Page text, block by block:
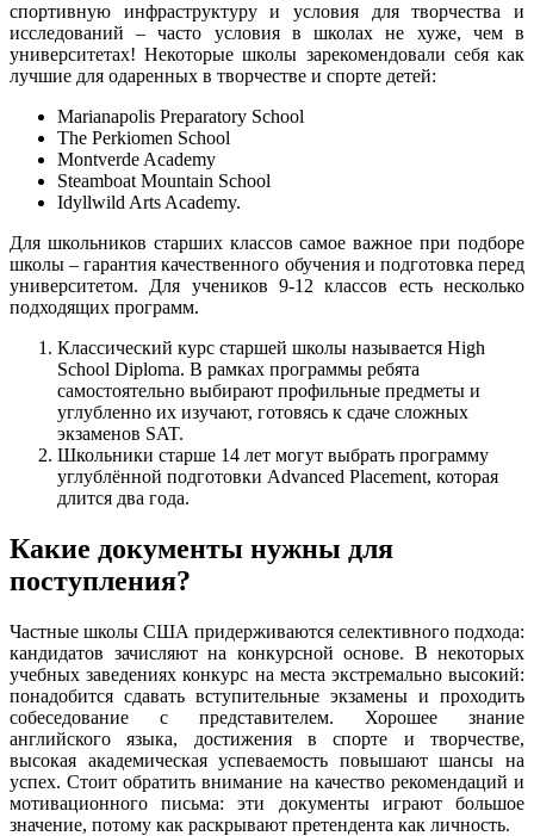
спортивную инфраструктуру и условия для творчества и
исследований – часто условия в школах не хуже, чем в
университетах! Некоторые школы зарекомендовали себя как
лучшие для одаренных в творчестве и спорте детей:
Marianapolis Preparatory School
The Perkiomen School
Montverde Academy
Steamboat Mountain School
Idyllwild Arts Academy.
Для школьников старших классов самое важное при подборе
школы – гарантия качественного обучения и подготовка перед
университетом. Для учеников 9-12 классов есть несколько
подходящих программ.
Классический курс старшей школы называется High
School Diploma. В рамках программы ребята
самостоятельно выбирают профильные предметы и
углубленно их изучают, готовясь к сдаче сложных
экзаменов SAT.
Школьники старше 14 лет могут выбрать программу
углублённой подготовки Advanced Placement, которая
длится два года.
Какие документы нужны для
поступления?
Частные школы США придерживаются селективного подхода:
кандидатов зачисляют на конкурсной основе. В некоторых
учебных заведениях конкурс на места экстремально высокий:
понадобится сдавать вступительные экзамены и проходить
собеседование с представителем. Хорошее знание
английского языка, достижения в спорте и творчестве,
высокая академическая успеваемость повышают шансы на
успех. Стоит обратить внимание на качество рекомендаций и
мотивационного письма: эти документы играют большое
значение, потому как раскрывают претендента как личность.